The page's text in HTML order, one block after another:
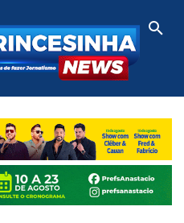
morre aos 53